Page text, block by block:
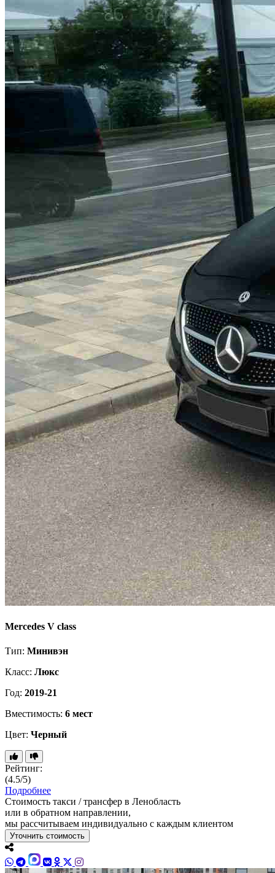
Mercedes V class
Тип: Минивэн
Класс: Люкс
Год: 2019-21
Вместимость: 6 мест
Цвет: Черный
Рейтинг:
(4.5/5)
Подробнее
Стоимость такси / трансфер в Ленобласть
или в обратном направлении,
мы рассчитываем индивидуально с каждым клиентом
Уточнить стоимость